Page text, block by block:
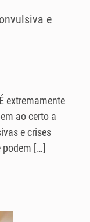
e
extremamente
ao certo a
e crises
podem […]